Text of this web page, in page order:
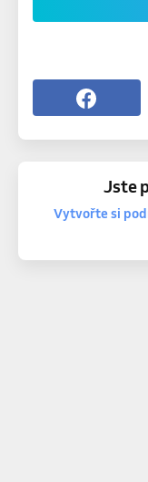
Jste
Vytvořte si